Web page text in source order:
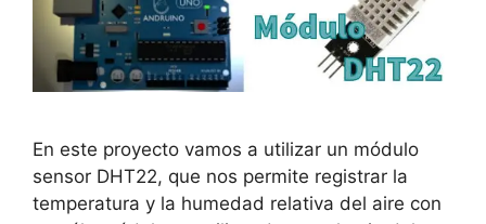
En este proyecto vamos a utilizar un módulo
sensor DHT22, que nos permite registrar la
temperatura y la humedad relativa del aire con